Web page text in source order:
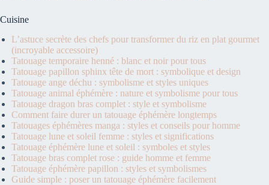
Cuisine
L’astuce secrète des chefs pour transformer du riz en plat gourmet
(incroyable accessoire)
Tatouage temporaire henné : blanc et noir pour tous
Tatouage papillon sphinx tête de mort : symbolique et design
Tatouage ange déchu : symbolisme et styles uniques
Tatouage animal éphémère : nature et symbolisme pour tous
Tatouage dragon bras complet : style et symbolisme
Comment faire durer un tatouage éphémère longtemps
Tatouages éphémères manga : styles et conseils pour homme
Tatouage lune et soleil femme : styles et significations
Tatouage éphémère lune et soleil : symboles et styles
Tatouage bras complet rose : guide homme et femme
Tatouage éphémère papillon : styles et symbolismes
Guide simple : poser un tatouage éphémère facilement